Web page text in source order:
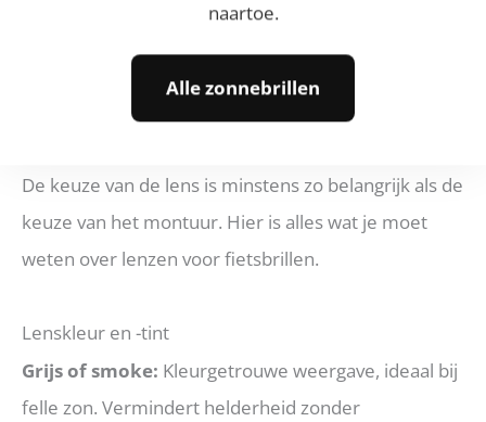
een sportoptiek te bezoeken die gespecialiseerd is
in actieve brillen.
De keuze van de lens is minstens zo belangrijk als de
keuze van het montuur. Hier is alles wat je moet
weten over lenzen voor fietsbrillen.
Lenskleur en -tint
Grijs of smoke: Kleurgetrouwe weergave, ideaal bij
felle zon. Vermindert helderheid zonder
naartoe.
Alle zonnebrillen